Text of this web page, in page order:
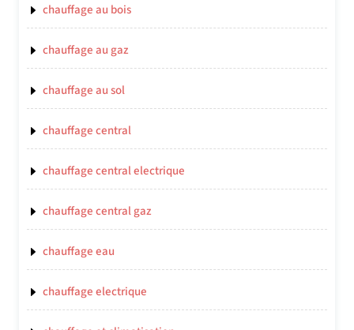
chauffage au bois
chauffage au gaz
chauffage au sol
chauffage central
chauffage central electrique
chauffage central gaz
chauffage eau
chauffage electrique